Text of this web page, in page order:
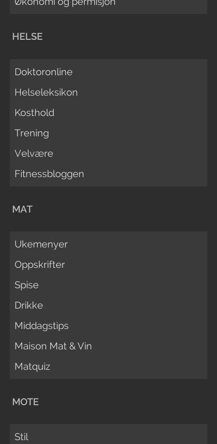
HELSE
Doktoronline
Helseleksikon
Kosthold
Trening
Velvære
Fitnessbloggen
MAT
Ukemenyer
Oppskrifter
Spise
Drikke
Middagstips
Maison Mat & Vin
Matquiz
MOTE
Stil